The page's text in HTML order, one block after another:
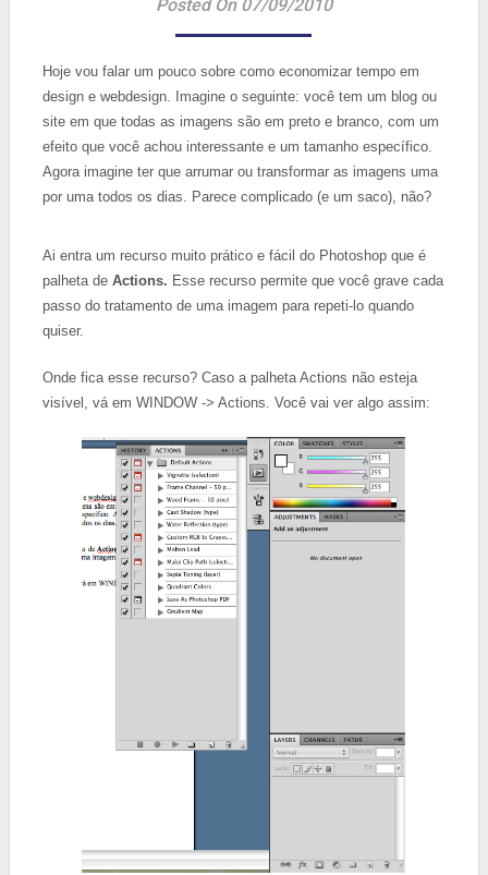
Posted On 07/09/2010
Hoje vou falar um pouco sobre como economizar tempo em
design e webdesign. Imagine o seguinte: você tem um blog ou
site em que todas as imagens são em preto e branco, com um
efeito que você achou interessante e um tamanho específico.
Agora imagine ter que arrumar ou transformar as imagens uma
por uma todos os dias. Parece complicado (e um saco), não?
Ai entra um recurso muito prático e fácil do Photoshop que é
palheta de Actions. Esse recurso permite que você grave cada
passo do tratamento de uma imagem para repeti-lo quando
quiser.
Onde fica esse recurso? Caso a palheta Actions não esteja
visível, vá em WINDOW -> Actions. Você vai ver algo assim: